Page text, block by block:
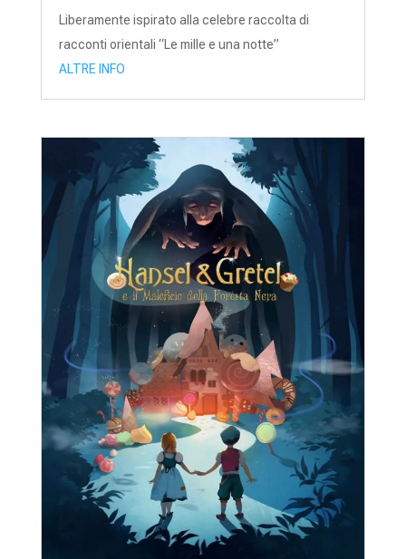
Liberamente ispirato alla celebre raccolta di
racconti orientali “Le mille e una notte”
ALTRE INFO